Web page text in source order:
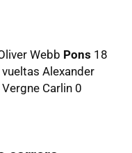
Webb Pons 18
Alexander
Carlin 0